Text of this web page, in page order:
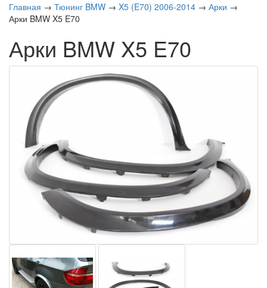
Главная → Тюнинг BMW → X5 (E70) 2006-2014 → Арки →
Арки BMW X5 E70
Арки BMW X5 E70